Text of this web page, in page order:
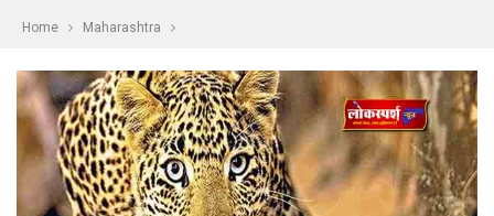
Home Maharashtra